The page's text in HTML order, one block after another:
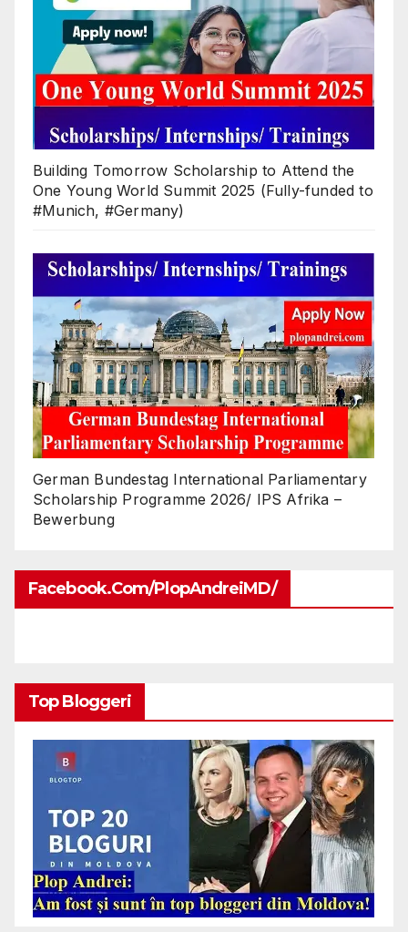
Building Tomorrow Scholarship to Attend the
One Young World Summit 2025 (Fully-funded to
#Munich, #Germany)
German Bundestag International Parliamentary
Scholarship Programme 2026/ IPS Afrika –
Bewerbung
Facebook.com/PlopAndreiMD/
Top Bloggeri